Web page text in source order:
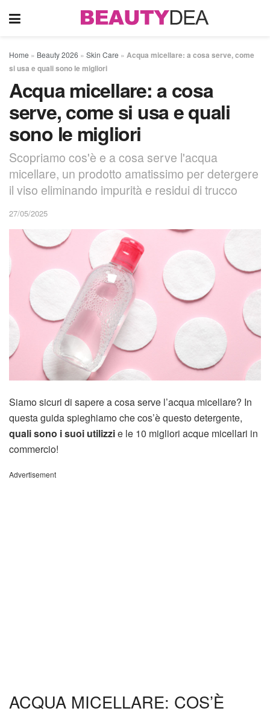
Home » Beauty 2026 » Skin Care » Acqua micellare: a cosa serve, come
si usa e quali sono le migliori
Acqua micellare: a cosa
serve, come si usa e quali
sono le migliori
Scopriamo cos'è e a cosa serve l'acqua
micellare, un prodotto amatissimo per detergere
il viso eliminando impurità e residui di trucco
27/05/2025
Siamo sicuri di sapere a cosa serve l’acqua micellare? In
questa guida spieghiamo che cos’è questo detergente,
quali sono i suoi utilizzie le 10 migliori acque micellari in
commercio!
Advertisement
ACQUA MICELLARE: COS’È